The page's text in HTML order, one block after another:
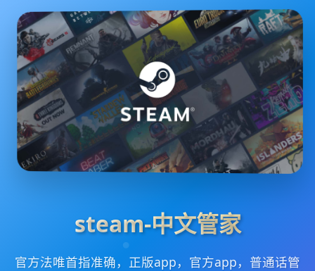
steam-中文管家
官方法唯首指准确，正版app，官方app，普通话管